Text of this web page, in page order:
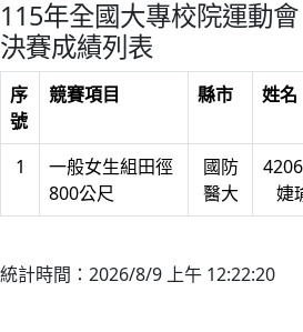
115年全國大專校院運動會
決賽成績列表
序
號
競賽項目 縣市 姓名
1
一般女生組田徑
800公尺
國防
醫大
婕
統計時間：2026/8/9 上午 12:22:20